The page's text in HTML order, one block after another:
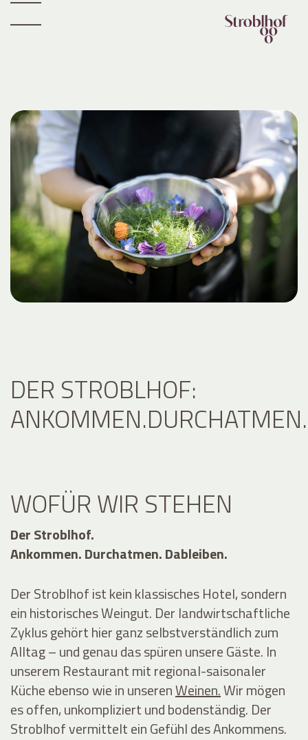
DER STROBLHOF:
WOFÜR WIR STEHEN
Der Stroblhof.
Ankommen. Durchatmen. Dableiben.
Der Stroblhof ist kein klassisches Hotel, sondern
ein historisches Weingut. Der landwirtschaftliche
Zyklus gehört hier ganz selbstverständlich zum
Alltag – und genau das spüren unsere Gäste. In
unserem Restaurantmit regional-saisonaler
Küche ebenso wie in unserenWeinen.Wir mögen
es offen, unkompliziert und bodenständig. Der
Stroblhof vermittelt ein Gefühl des Ankommens.